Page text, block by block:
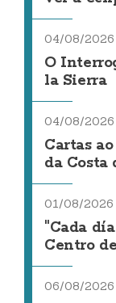
04/08/2026
O
la Sierra
04/08/2026
Cartas
da Costa
01/08/2026
"Cada
Centro
06/08/2026